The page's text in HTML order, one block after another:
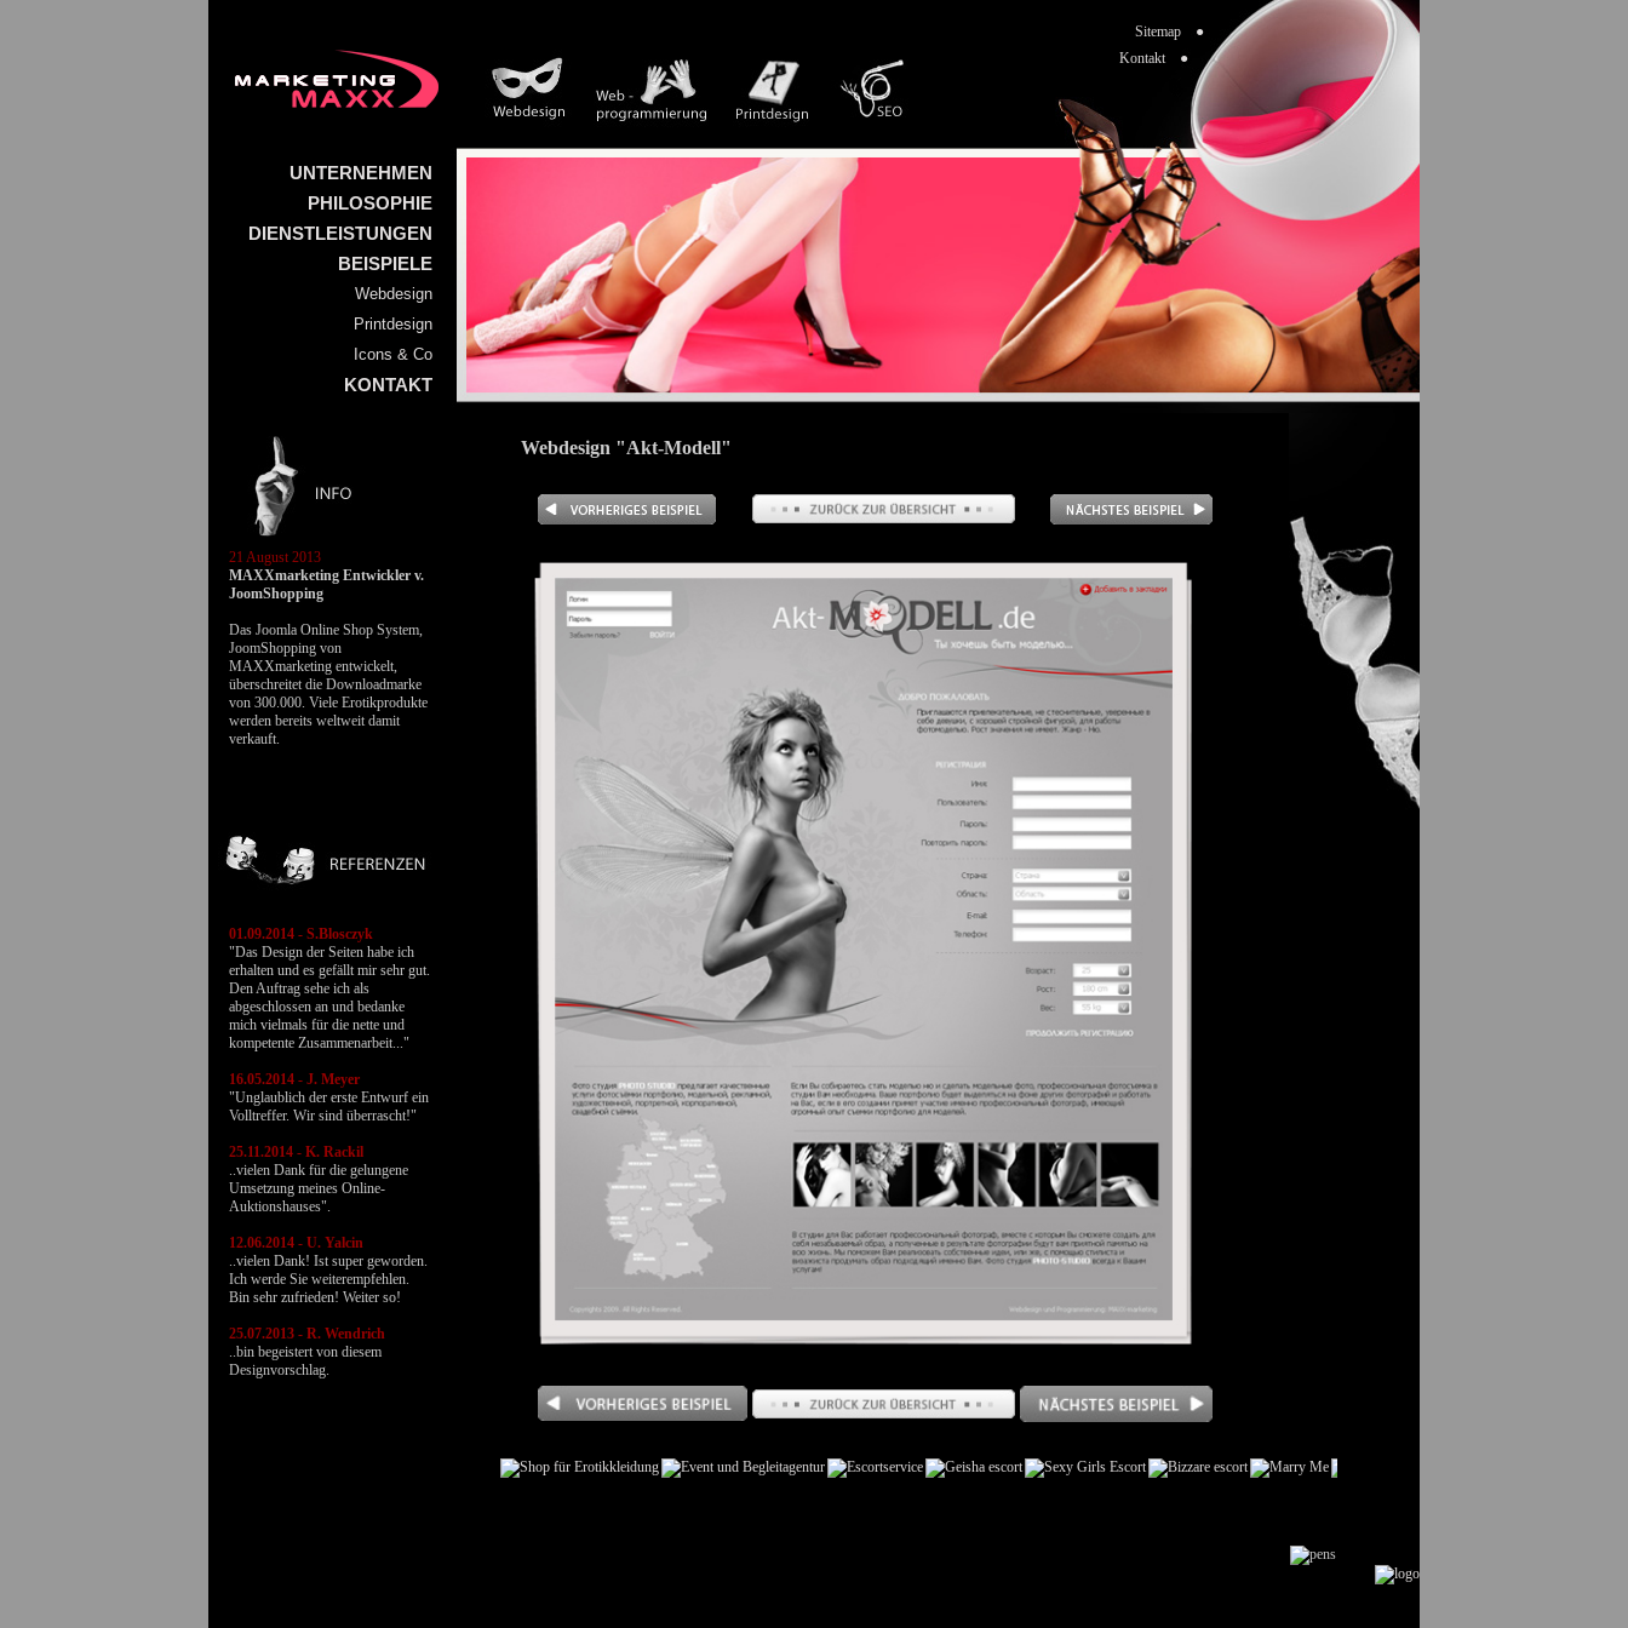
UNTERNEHMEN
PHILOSOPHIE
DIENSTLEISTUNGEN
BEISPIELE
Webdesign
Printdesign
Icons & Co
KONTAKT
01 Januar 2015
MAXXmarketing erreicht die
Marke 2000!
MAXXmarketing hat seit Beginn
im Jahr 2006 bis zum Monat
Januar 2015 mehr als 2000 PHP,
HTML, Flash & Webdesign-
Projekte erfolgreicht realisiert.
01.09.2014 - S.Blosczyk
"Das Design der Seiten habe ich
erhalten und es gefällt mir sehr gut.
Den Auftrag sehe ich als
abgeschlossen an und bedanke
mich vielmals für die nette und
kompetente Zusammenarbeit..."
16.05.2014 - J. Meyer
"Unglaublich der erste Entwurf ein
Volltreffer. Wir sind überrascht!"
25.11.2014 - K. Rackil
..vielen Dank für die gelungene
Umsetzung meines Online-
Auktionshauses".
12.06.2014 - U. Yalcin
..vielen Dank! Ist super geworden.
Ich werde Sie weiterempfehlen.
Bin sehr zufrieden! Weiter so!
25.07.2013 - R. Wendrich
..bin begeistert von diesem
Designvorschlag.
Webdesign "Akt-Modell"
Sitemap ●
Kontakt ●